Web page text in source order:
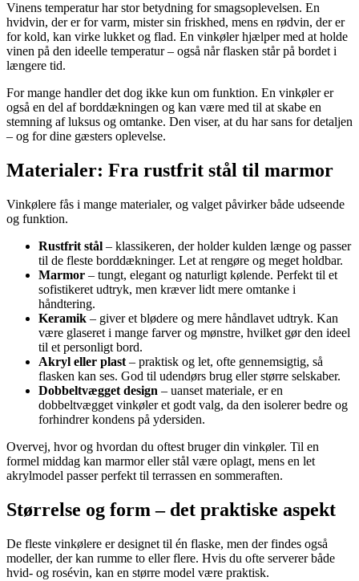
Vinens temperatur har stor betydning for smagsoplevelsen. En
hvidvin, der er for varm, mister sin friskhed, mens en rødvin, der er
for kold, kan virke lukket og flad. En vinkøler hjælper med at holde
vinen på den ideelle temperatur – også når flasken står på bordet i
længere tid.
For mange handler det dog ikke kun om funktion. En vinkøler er
også en del af borddækningen og kan være med til at skabe en
stemning af luksus og omtanke. Den viser, at du har sans for detaljen
– og for dine gæsters oplevelse.
Materialer: Fra rustfrit stål til marmor
Vinkølere fås i mange materialer, og valget påvirker både udseende
og funktion.
Rustfrit stål – klassikeren, der holder kulden længe og passer
til de fleste borddækninger. Let at rengøre og meget holdbar.
Marmor – tungt, elegant og naturligt kølende. Perfekt til et
sofistikeret udtryk, men kræver lidt mere omtanke i
håndtering.
Keramik – giver et blødere og mere håndlavet udtryk. Kan
være glaseret i mange farver og mønstre, hvilket gør den ideel
til et personligt bord.
Akryl eller plast – praktisk og let, ofte gennemsigtig, så
flasken kan ses. God til udendørs brug eller større selskaber.
Dobbeltvægget design – uanset materiale, er en
dobbeltvægget vinkøler et godt valg, da den isolerer bedre og
forhindrer kondens på ydersiden.
Overvej, hvor og hvordan du oftest bruger din vinkøler. Til en
formel middag kan marmor eller stål være oplagt, mens en let
akrylmodel passer perfekt til terrassen en sommeraften.
Størrelse og form – det praktiske aspekt
De fleste vinkølere er designet til én flaske, men der findes også
modeller, der kan rumme to eller flere. Hvis du ofte serverer både
hvid- og rosévin, kan en større model være praktisk.